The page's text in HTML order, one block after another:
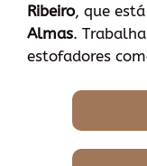
Ribeiro, que
Almas.
estofadores